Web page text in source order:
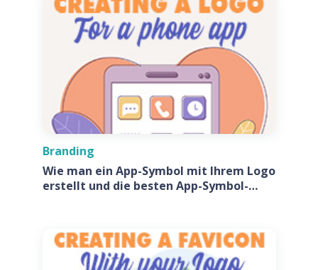
Branding
Wie man ein App-Symbol mit Ihrem Logo
erstellt und die besten App-Symbol-